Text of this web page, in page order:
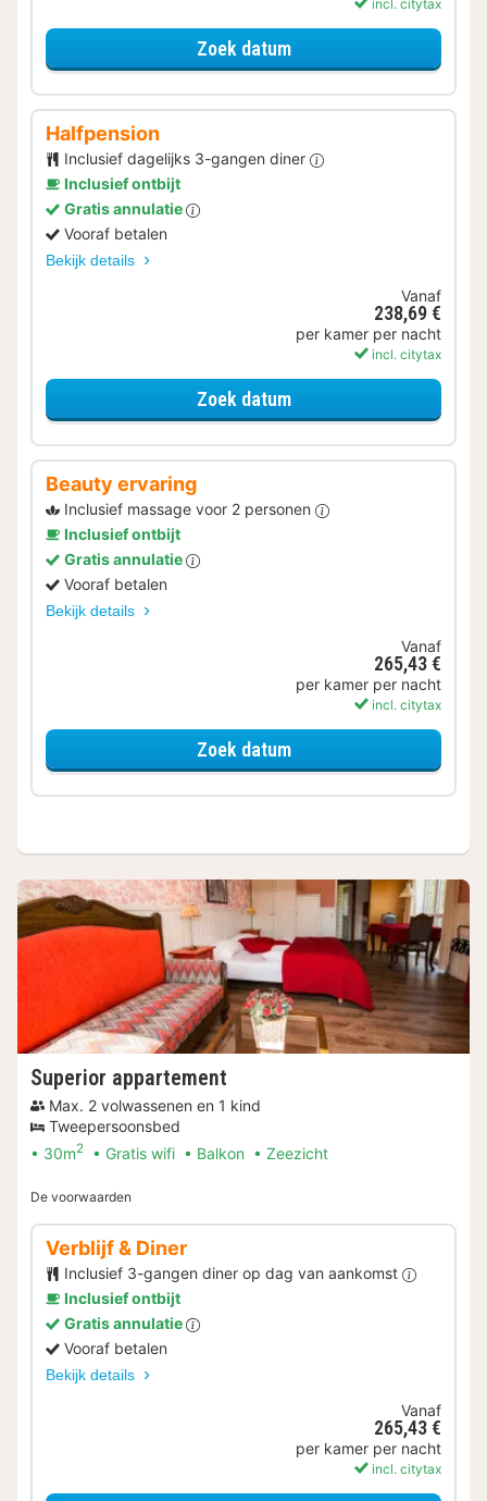
incl. citytax
Zoek datumvoor Standaard Kamer
Halfpension
Inclusief dagelijks 3-gangen diner
Inclusief ontbijt
Gratis annulatie
Vooraf betalen
Bekijk details
Vanaf
238,69 €
per kamer per nacht
incl. citytax
Zoek datumvoor Halfpension
Beauty ervaring
Inclusief massage voor 2 personen
Inclusief ontbijt
Gratis annulatie
Vooraf betalen
Bekijk details
Vanaf
265,43 €
per kamer per nacht
incl. citytax
Zoek datumvoor Beauty ervaring
Superior appartement
Max. 2 volwassenen en 1 kind
Tweepersoonsbed
30m2 Gratis wifi Balkon Zeezicht
De voorwaarden
Verblijf & Diner
Inclusief 3-gangen diner op dag van aankomst
Inclusief ontbijt
Gratis annulatie
Vooraf betalen
Bekijk details
Vanaf
265,43 €
per kamer per nacht
incl. citytax